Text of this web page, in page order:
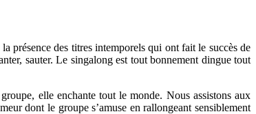
présence des titres intemporels qui ont fait le succès de
sauter. Le singalong est tout bonnement dingue tout
elle enchante tout le monde. Nous assistons aux
dont le groupe s’amuse en rallongeant sensiblement